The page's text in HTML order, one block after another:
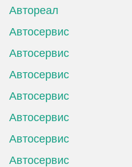
Автореал
Автосервис
Автосервис
Автосервис
Автосервис
Автосервис
Автосервис
Автосервис